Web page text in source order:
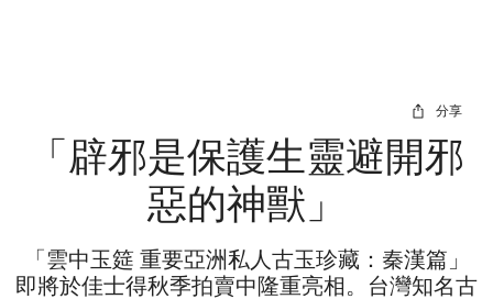
分享
「辟邪是保護生靈避開邪
惡的神獸」
「雲中玉筵 重要亞洲私人古玉珍藏：秦漢篇」
即將於佳士得秋季拍賣中隆重亮相。台灣知名古